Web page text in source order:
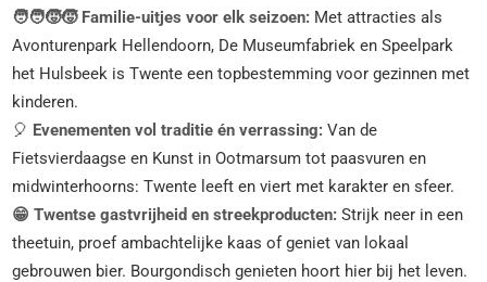
🧑‍🧑‍🧒‍🧒 Familie-uitjes voor elk seizoen: Met attracties als
Avonturenpark Hellendoorn, De Museumfabriek en Speelpark
het Hulsbeek is Twente een topbestemming voor gezinnen met
kinderen.
🎈 Evenementen vol traditie én verrassing:Van de
Fietsvierdaagse en Kunst in Ootmarsum tot paasvuren en
midwinterhoorns: Twente leeft en viert met karakter en sfeer.
😁 Twentse gastvrijheid en streekproducten:Strijk neer in een
theetuin, proef ambachtelijke kaas of geniet van lokaal
gebrouwen bier. Bourgondisch genieten hoort hier bij het leven.